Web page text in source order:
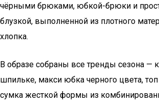
чёрными брюками, юбкой-брюки и
блузкой, выполненной из плотного
хлопка.
В образе собраны все тренды сезона —
шпильке, макси юбка черного цвета,
сумка жесткой формы из